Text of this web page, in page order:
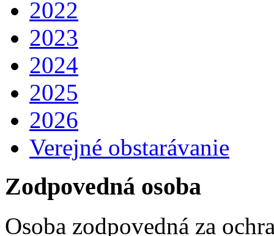
2022
2023
2024
2025
2026
Verejné obstarávanie
Zodpovedná osoba
Osoba zodpovedná za